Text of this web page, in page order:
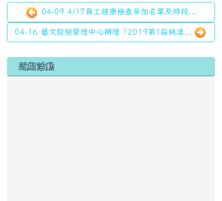
04-09 4/17員工健康檢查參加名單及時段...
04-16 藝文設施管理中心辦理「2019第1屆桃漾...
左邊區域內容
近期活動